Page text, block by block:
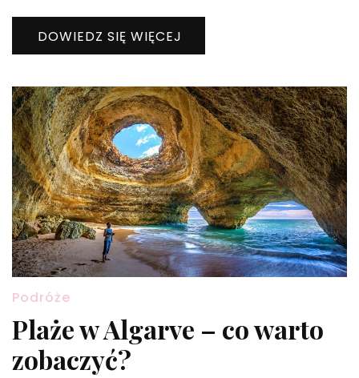
DOWIEDZ SIĘ WIĘCEJ
Podróże
Plaże w Algarve – co warto
zobaczyć?